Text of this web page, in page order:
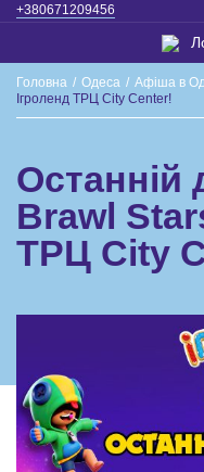
+380671209456
Головна / Одеса / Афіша в
Ігроленд ТРЦ City Center!
Останній
Brawl
ТРЦ City